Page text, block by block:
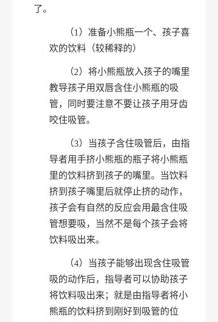
了。
（1） 准备小熊瓶一个、孩子喜
欢的饮料（较稀释的）
（2） 将小熊瓶放入孩子的嘴里
教导孩子用双唇含住小熊瓶的吸
管，同时要注意不要让孩子用牙齿
咬住吸管。
（3） 当孩子含住吸管后，由指
导者用手挤小熊瓶的瓶子将小熊瓶
里的饮料挤到孩子的嘴里。当饮料
挤到孩子嘴里后就停止挤的动作，
孩子会有自然的反应会用最含住吸
管想要吸，当然不是每个孩子会将
饮料吸出来。
（4） 当孩子能够出现含住吸管
吸的动作后，指导者可以协助孩子
将饮料吸出来；就是由指导者将小
熊瓶的饮料挤到刚好到吸管的位